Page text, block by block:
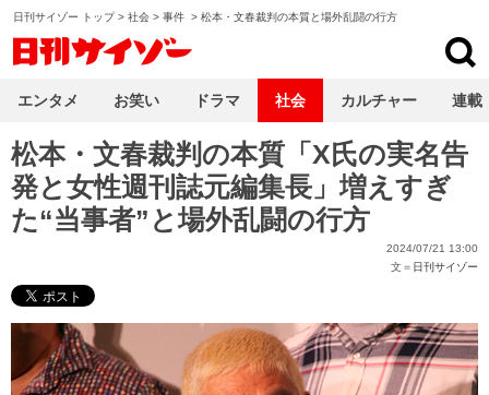
日刊サイゾー トップ> 社会 > 事件 > 松本・文春裁判の本質と場外乱闘の行方
松本・文春裁判の本質「X氏の実名告
発と女性週刊誌元編集長」増えすぎ
た“当事者”と場外乱闘の行方
2024/07/21 13:00
文＝ 日刊サイゾー
エンタメ お笑い ドラマ 社会 カルチャー 連載